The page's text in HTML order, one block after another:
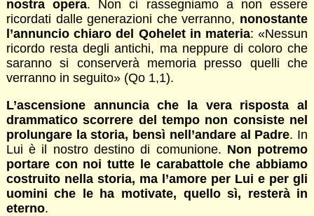
nostra opera. Non ci rassegniamo a non essere
ricordati dalle generazioni che verranno, nonostante
l’annuncio chiaro del Qohelet in materia: «Nessun
ricordo resta degli antichi, ma neppure di coloro che
saranno si conserverà memoria presso quelli che
verranno in seguito» (Qo 1,1).
L’ascensione annuncia che la vera risposta al
drammatico scorrere del tempo non consiste nel
prolungare la storia, bensì nell’andare al Padre. In
Lui è il nostro destino di comunione. Non potremo
portare con noi tutte le carabattole che abbiamo
costruito nella storia, ma l’amore per Lui e per gli
uomini che le ha motivate, quello sì, resterà in
eterno.